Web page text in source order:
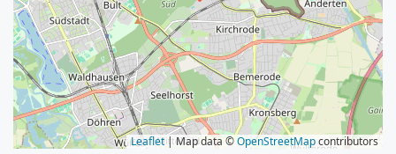
Leaflet| Map data ©OpenStreetMapcontributors